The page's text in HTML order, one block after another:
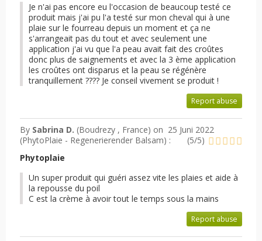
Je n'ai pas encore eu l'occasion de beaucoup testé ce
produit mais j'ai pu l'a testé sur mon cheval qui à une
plaie sur le fourreau depuis un moment et ça ne
s'arrangeait pas du tout et avec seulement une
application j'ai vu que l'a peau avait fait des croûtes
donc plus de saignements et avec la 3 ème application
les croûtes ont disparus et la peau se régénère
tranquillement ???? Je conseil vivement se produit !
Report abuse
By Sabrina D. (Boudrezy , France) on 25 Juni 2022
(PhytoPlaie - Regenerierender Balsam) : (5/5)
Phytoplaie
Un super produit qui guéri assez vite les plaies et aide à
la repousse du poil
C est la crème à avoir tout le temps sous la mains
Report abuse